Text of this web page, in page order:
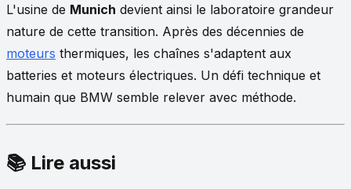
L'usine de Munich devient ainsi le laboratoire grandeur
nature de cette transition. Après des décennies de
moteurs thermiques, les chaînes s'adaptent aux
batteries et moteurs électriques. Un défi technique et
humain que BMW semble relever avec méthode.
📚 Lire aussi